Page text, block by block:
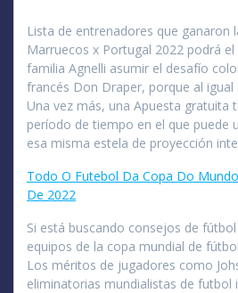
Lista de entrenadores que ganaron
Marruecos x Portugal 2022 podrá
familia Agnelli asumir el desafío
francés Don Draper, porque al
Una vez más, una Apuesta gratuita
período de tiempo en el que puede
esa misma estela de proyección
Todo O Futebol Da Copa Do
De 2022
Si está buscando consejos de
equipos de la copa mundial de
Los méritos de jugadores como
eliminatorias mundialistas de futbol